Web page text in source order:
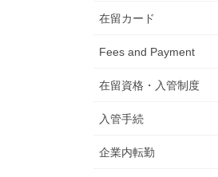
在留カード
Fees and Payment
在留資格・入管制度
入管手続
企業内転勤